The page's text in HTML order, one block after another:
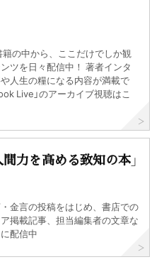
籍の中から、ここだけでしか観
ツを日々配信中！ 著者インタ
人生の糧になる内容が満載で
Live」のアーカイブ視聴はこ
力を高める致知の本」
金言の投稿をはじめ、書店での
掲載記事、担当編集者の文章な
配信中